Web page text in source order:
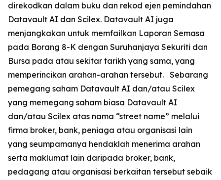
direkodkan dalam buku dan rekod ejen pemindahan
Datavault AI dan Scilex. Datavault AI juga
menjangkakan untuk memfailkan Laporan Semasa
pada Borang 8-K dengan Suruhanjaya Sekuriti dan
Bursa pada atau sekitar tarikh yang sama, yang
memperincikan arahan-arahan tersebut. Sebarang
pemegang saham Datavault AI dan/atau Scilex
yang memegang saham biasa Datavault AI
dan/atau Scilex atas nama “street name” melalui
firma broker, bank, peniaga atau organisasi lain
yang seumpamanya hendaklah menerima arahan
serta maklumat lain daripada broker, bank,
pedagang atau organisasi berkaitan tersebut sebaik